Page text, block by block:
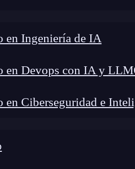
en Ingeniería de IA
en Devops con IA y
en Ciberseguridad e